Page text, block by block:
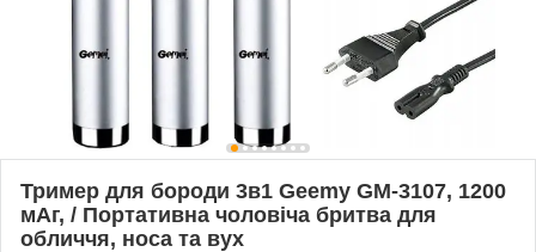
Тример для бороди 3в1 Geemy GM-3107, 1200
мАг, / Портативна чоловіча бритва для
обличчя, носа та вух